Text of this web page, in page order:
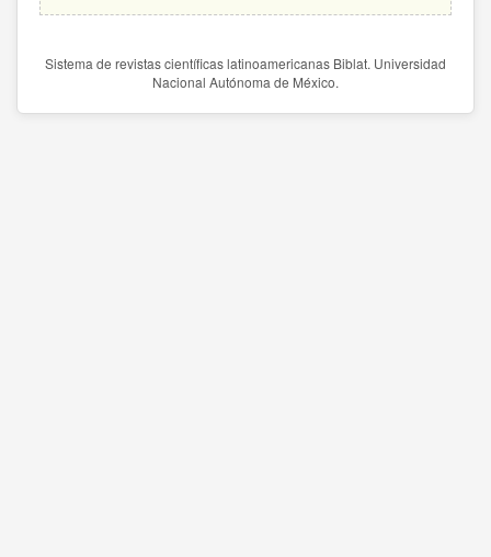
Sistema de revistas científicas latinoamericanas Biblat. Universidad
Nacional Autónoma de México.